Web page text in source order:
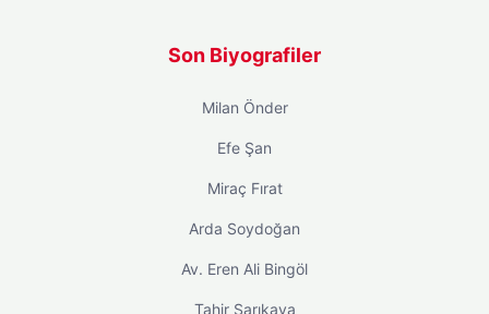
Son Biyografiler
Milan Önder
Efe Şan
Miraç Fırat
Arda Soydoğan
Av. Eren Ali Bingöl
Tahir Sarıkaya